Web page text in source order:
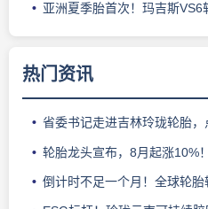
亚洲夏季胎首次！玛吉斯
热门资讯
省委书记走进吉林玲珑轮胎
轮胎龙头宣布，8月起涨10%！
倒计时不足一个月！全球轮胎